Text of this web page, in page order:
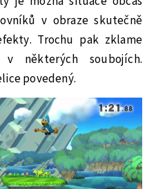
v obraze skutečně
Trochu pak zklame
v některých soubojích.
povedený.